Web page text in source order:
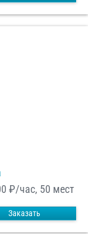
₽/час, 50 мест
Заказать